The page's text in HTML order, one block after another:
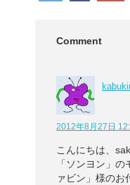
Comment
2012年8月27日
こんにちは、
「ソンヨン」
ァビン」様のお